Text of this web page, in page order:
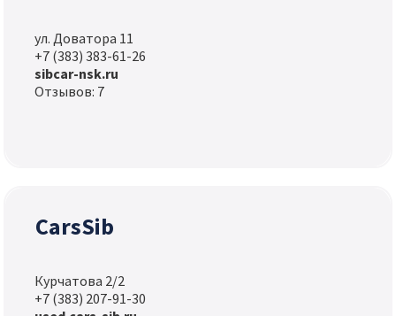
ул. Доватора 11
+7 (383) 383-61-26
sibcar-nsk.ru
Отзывов: 7
CarsSib
Курчатова 2/2
+7 (383) 207-91-30